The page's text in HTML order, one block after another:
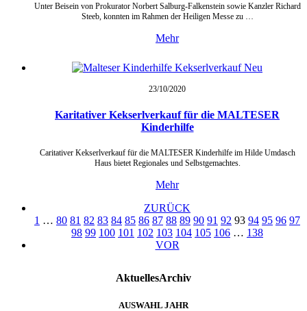
Unter Beisein von Prokurator Norbert Salburg-Falkenstein sowie Kanzler Richard
Steeb, konnten im Rahmen der Heiligen Messe zu …
Mehr
23/10/2020
Karitativer Kekserlverkauf für die MALTESER
Kinderhilfe
Caritativer Kekserlverkauf für die MALTESER Kinderhilfe im Hilde Umdasch
Haus bietet Regionales und Selbstgemachtes.
Mehr
ZURÜCK
1 … 80 81 82 83 84 85 86 87 88 89 90 91 92 93 94 95 96 97
98 99 100 101 102 103 104 105 106 … 138
VOR
AktuellesArchiv
AUSWAHL JAHR